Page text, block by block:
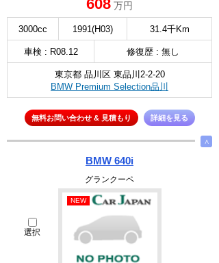
608 万円
3000cc 1991(H03) 31.4千Km
車検 : R08.12 修復歴 : 無し
東京都 品川区 東品川2-2-20
BMW Premium Selection品川
無料お問い合わせ & 見積もり 詳細を見る
∧
BMW 640i
グランクーペ
選択
NEW